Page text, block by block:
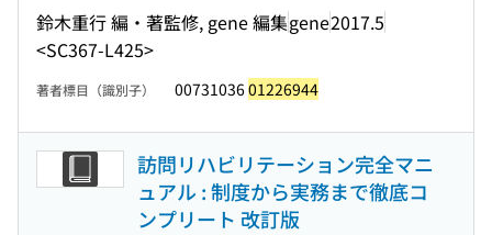
鈴木重行 編・著監修, gene 編集gene2017.5
<SC367-L425>
著者標目（識別子） 0073103601226944
訪問リハビリテーション完全マニ
ュアル : 制度から実務まで徹底コ
ンプリート 改訂版